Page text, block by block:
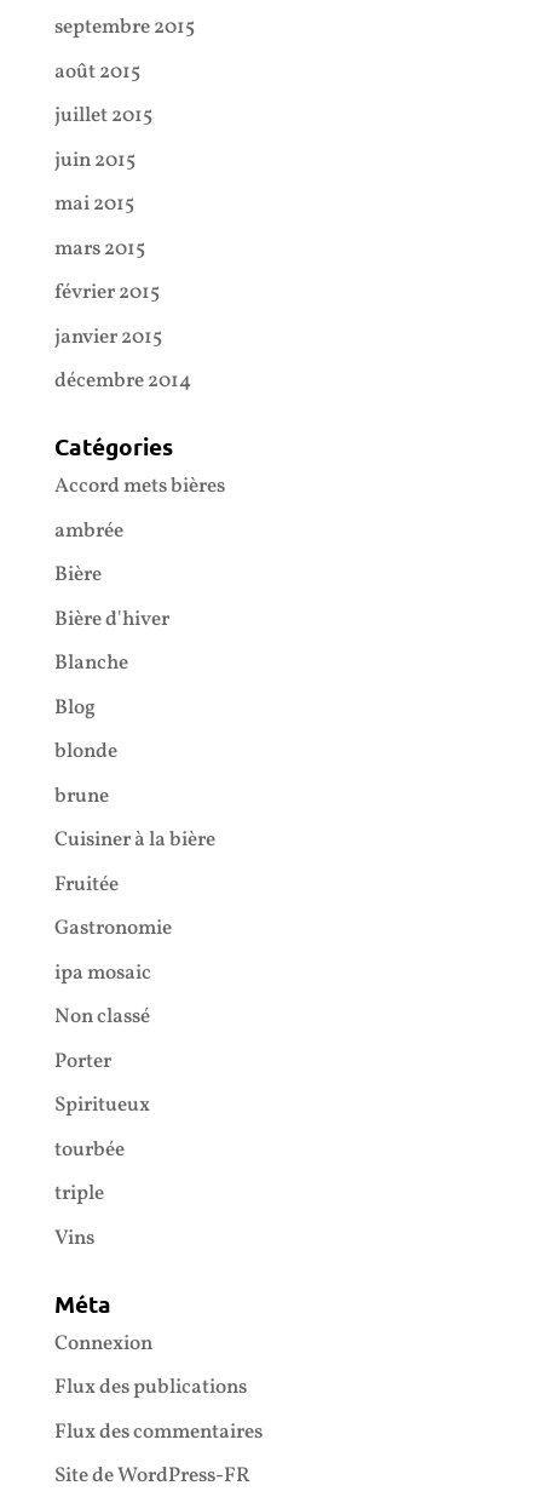
septembre 2015
août 2015
juillet 2015
juin 2015
mai 2015
mars 2015
février 2015
janvier 2015
décembre 2014
Catégories
Accord mets bières
ambrée
Bière
Bière d'hiver
Blanche
Blog
blonde
brune
Cuisiner à la bière
Fruitée
Gastronomie
ipa mosaic
Non classé
Porter
Spiritueux
tourbée
triple
Vins
Méta
Connexion
Flux des publications
Flux des commentaires
Site de WordPress-FR